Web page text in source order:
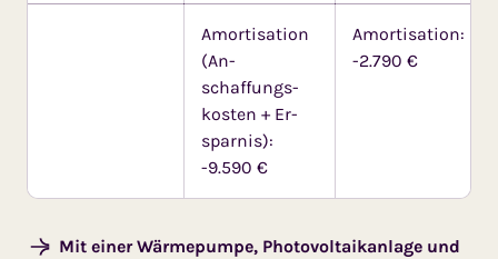
Amortisation
(An­
schaffungs­
kos­ten + Er­
spar­nis):
-9.590 €
Amortisation:
-2.790 €
Mit einer Wärmepumpe, Photovoltaikanlage und